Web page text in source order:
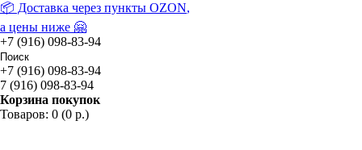
📦 Доставка через пункты OZON,
а цены ниже 🤗
+7 (916) 098-83-94
+7 (916) 098-83-94
7 (916) 098-83-94
Корзина покупок
Товаров: 0 (0 р.)